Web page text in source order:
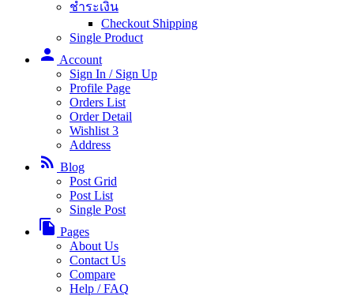
ชำระเงิน
Checkout Shipping
Single Product
person Account
Sign In / Sign Up
Profile Page
Orders List
Order Detail
Wishlist 3
Address
rss_feed Blog
Post Grid
Post List
Single Post
file_copy Pages
About Us
Contact Us
Compare
Help / FAQ